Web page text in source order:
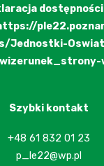
dostępności
Jednostki-
Szybki kontakt
+48 61 832 01 23
p_le22@wp.pl